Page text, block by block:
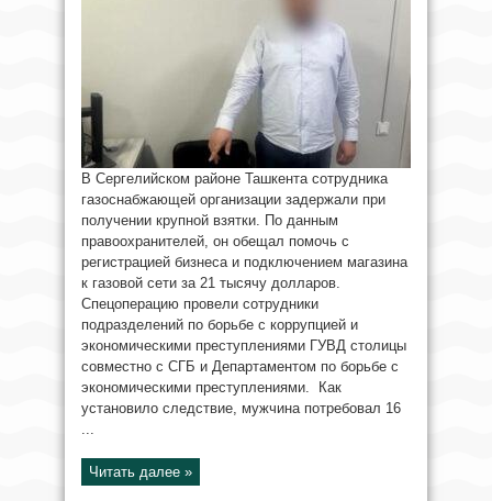
В Сергелийском районе Ташкента сотрудника
газоснабжающей организации задержали при
получении крупной взятки. По данным
правоохранителей, он обещал помочь с
регистрацией бизнеса и подключением магазина
к газовой сети за 21 тысячу долларов.
Спецоперацию провели сотрудники
подразделений по борьбе с коррупцией и
экономическими преступлениями ГУВД столицы
совместно с СГБ и Департаментом по борьбе с
экономическими преступлениями. Как
установило следствие, мужчина потребовал 16
...
Читать далее »